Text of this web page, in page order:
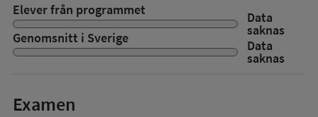
Elever från programmet
Data
saknas
Genomsnitt i Sverige Data
saknas
Examen